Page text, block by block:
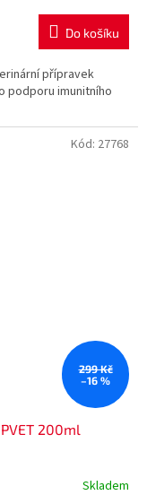
Do košíku
přípravek
podporu imunitního
299 Kč
–16 %
200ml
Skladem
Kód: 27768